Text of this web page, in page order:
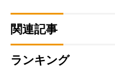
関連記事
ランキング